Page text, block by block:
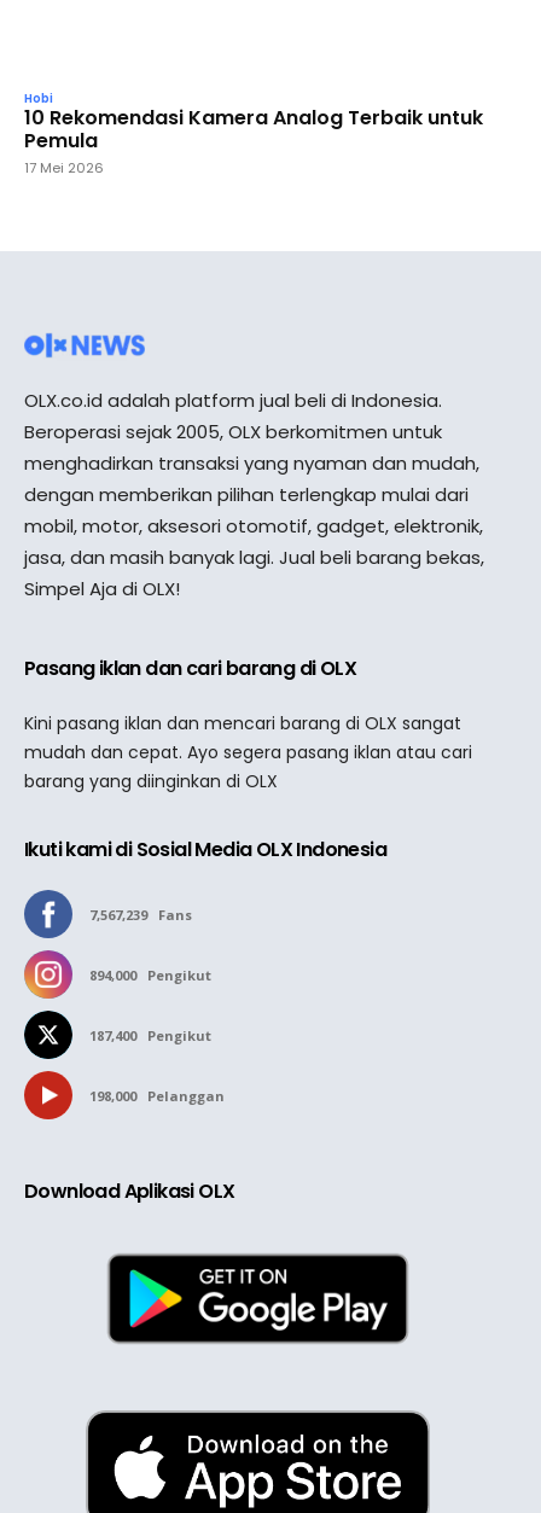
Hobi
10 Rekomendasi Kamera Analog Terbaik untuk
Pemula
17 Mei 2026
OLX.co.id adalah platform jual beli di Indonesia.
Beroperasi sejak 2005, OLX berkomitmen untuk
menghadirkan transaksi yang nyaman dan mudah,
dengan memberikan pilihan terlengkap mulai dari
mobil, motor, aksesori otomotif, gadget, elektronik,
jasa, dan masih banyak lagi. Jual beli barang bekas,
Simpel Aja di OLX!
Pasang iklan dan cari barang di OLX
Kini pasang iklan dan mencari barang di OLX sangat
mudah dan cepat. Ayo segera pasang iklan atau cari
barang yang diinginkan di OLX
Ikuti kami di Sosial Media OLX Indonesia
7,567,239 Fans
894,000 Pengikut
187,400 Pengikut
198,000 Pelanggan
Download Aplikasi OLX